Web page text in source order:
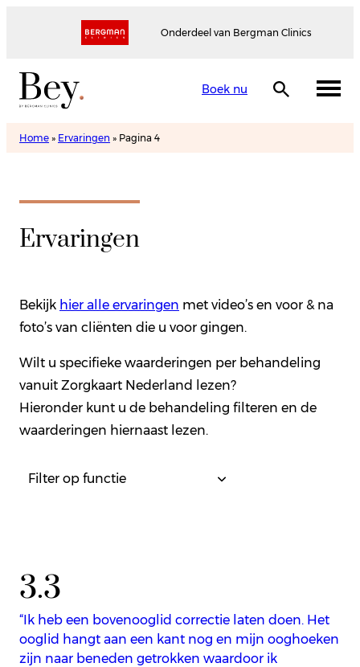
Onderdeel van Bergman Clinics
Boek nu
Home » Ervaringen » Pagina 4
Ervaringen
Bekijk hier alle ervaringen met video’s en voor & na
foto’s van cliënten die u voor gingen.
Wilt u specifieke waarderingen per behandeling
vanuit Zorgkaart Nederland lezen?
Hieronder kunt u de behandeling filteren en de
waarderingen hiernaast lezen.
3.3
“Ik heb een bovenooglid correctie laten doen. Het
ooglid hangt aan een kant nog en mijn ooghoeken
zijn naar beneden getrokken waardoor ik